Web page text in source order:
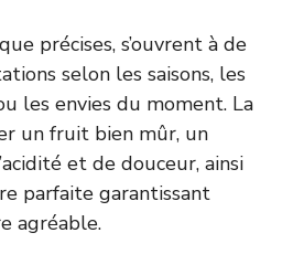
précises, s’ouvrent à de
selon les saisons, les
les envies du moment. La
un fruit bien mûr, un
et de douceur, ainsi
parfaite garantissant
agréable.